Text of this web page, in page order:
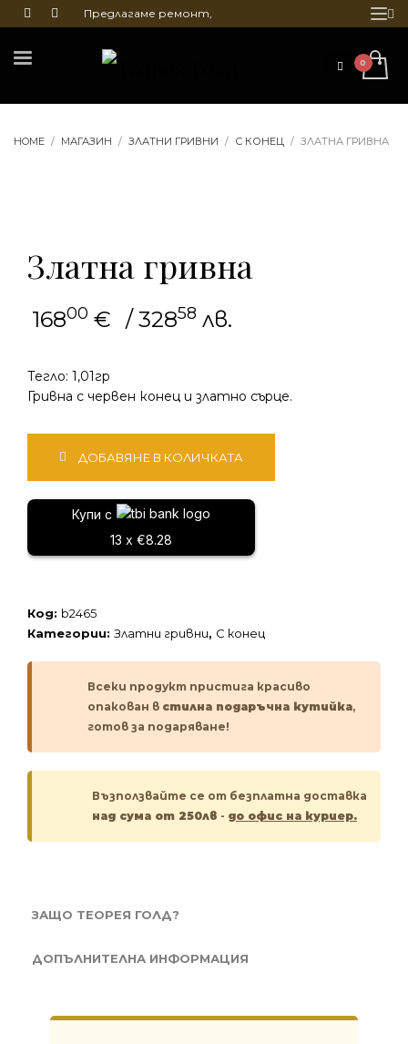
Предлагаме ремонт,
на бижута
HOME МАГАЗИН ЗЛАТНИ ГРИВНИ С КОНЕЦ ЗЛАТНА ГРИВНА
Златна гривна
16800 € / 32858 лв.
Тегло: 1,01гр
Гривна с червен конец и златно сърце.
Златна
гривна
ДОБАВЯНЕ В КОЛИЧКАТА
Купи с
13 x €8.28
Код: b2465
Категории: Златни гривни, С конец
Всеки продукт пристига красиво
опакован в стилна подаръчна кутийка,
готов за подаряване!
Възползвайте се от безплатна доставка
над сума от 250лв - до офис на куриер.
ЗАЩО ТЕОРЕЯ ГОЛД?
ДОПЪЛНИТЕЛНА ИНФОРМАЦИЯ